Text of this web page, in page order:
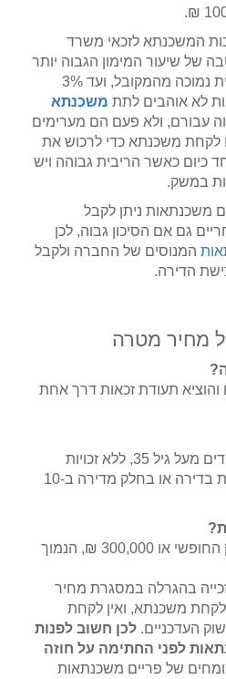
המשכנתא לזכאי משרד
של שיעור המימון הגבוה יותר
ניתן לקבל משכנתא בריבית נמוכה מהמקובל, ועד 3%
לא אוהבים לתת משכנתא
עבורם, ולא פעם הם מערימים
לקחת משכנתא כדי לרכוש את
כיום כאשר הריבית גבוהה ויש
במשק.
משכנתאות ניתן לקבל
גם אם הסיכון גבוה, לכן
המנוסים של החברה ולקבל
הדירה.
מחיר מטרה
והוציא תעודת זכאות דרך אחת
חסרי דיור הם זוגות או יחידים מעל גיל 35, ללא זכויות
בדירה ושלא היו להם זכויות בדירה או בחלק מדירה ב-10
20% ממחיר הדירה בשוק החופשי או 300,000 ₪, הנמוך
בהגרלה במסגרת מחיר
משכנתא, ואין לקחת
העדכניים. לכן חשוב לפנות
לפני החתימה על חוזה
של פריים משכנתאות